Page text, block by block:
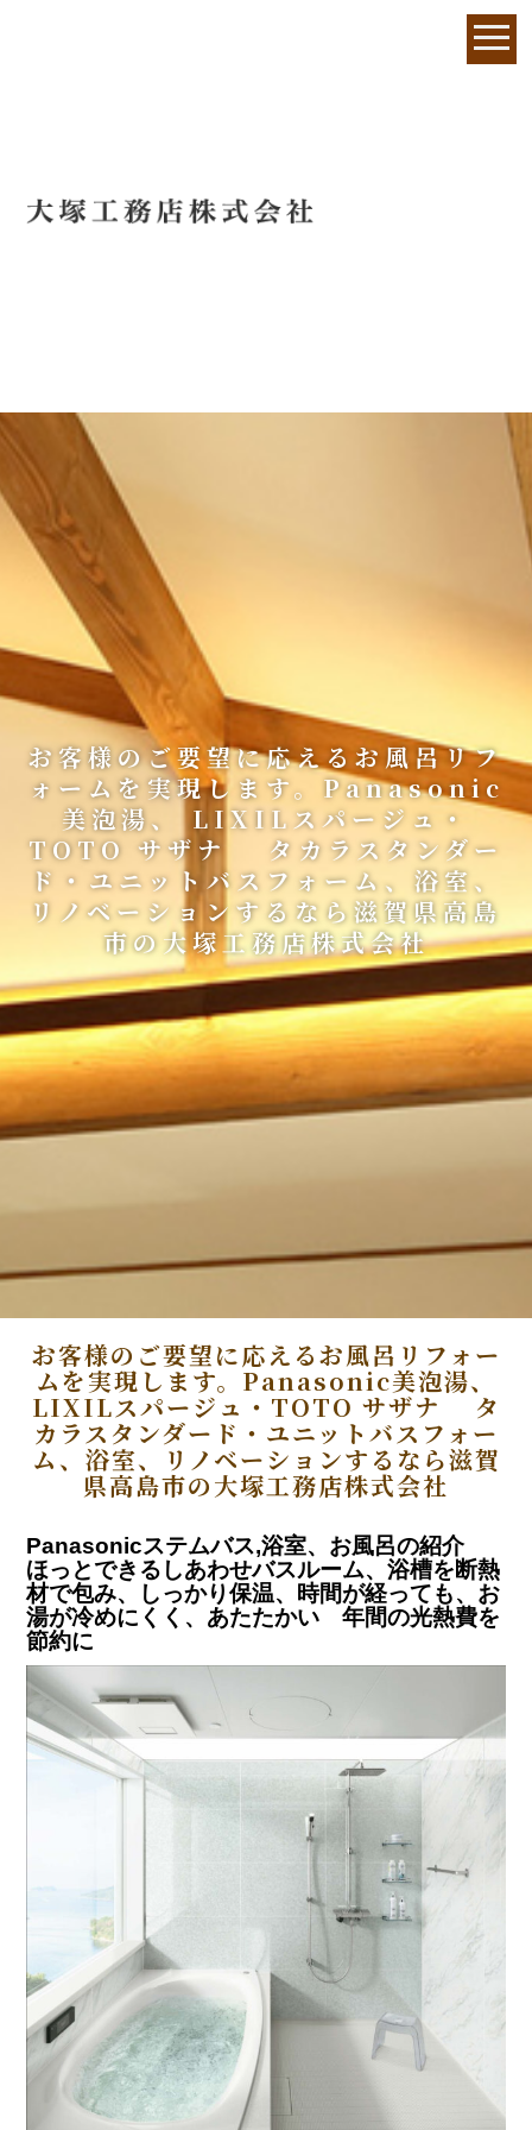
お客様のご要望に応えるお風呂リフ
ォームを実現します。Panasonic
美泡湯、 LIXILスパージュ・
TOTO サザナ タカラスタンダー
ド・ユニットバスフォーム、浴室、
リノベーションするなら滋賀県高島
市の大塚工務店株式会社
お客様のご要望に応えるお風呂リフォー
ムを実現します。Panasonic美泡湯、
LIXILスパージュ・TOTO サザナ タ
カラスタンダード・ユニットバスフォー
ム、浴室、リノベーションするなら滋賀
県高島市の大塚工務店株式会社
Panasonicステムバス,浴室、お風呂の紹介
ほっとできるしあわせバスルーム、浴槽を断熱
材で包み、しっかり保温、時間が経っても、お
湯が冷めにくく、あたたかい 年間の光熱費を
節約に